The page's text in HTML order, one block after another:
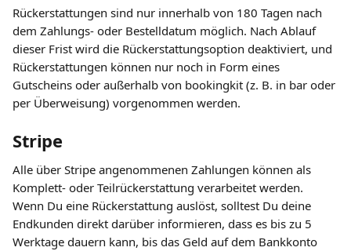
Rückerstattungen sind nur innerhalb von 180 Tagen nach
dem Zahlungs- oder Bestelldatum möglich. Nach Ablauf
dieser Frist wird die Rückerstattungsoption deaktiviert, und
Rückerstattungen können nur noch in Form eines
Gutscheins oder außerhalb von bookingkit (z. B. in bar oder
per Überweisung) vorgenommen werden.
Stripe
Alle über Stripe angenommenen Zahlungen können als
Komplett- oder Teilrückerstattung verarbeitet werden.
Wenn Du eine Rückerstattung auslöst, solltest Du deine
Endkunden direkt darüber informieren, dass es bis zu 5
Werktage dauern kann, bis das Geld auf dem Bankkonto